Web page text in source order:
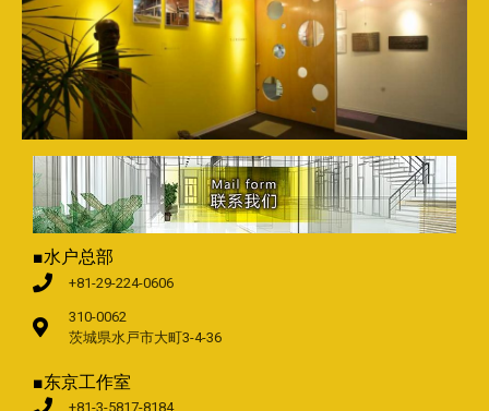
■水户总部
+81-29-224-0606
310-0062
茨城県水戸市大町3-4-36
■东京工作室
+81-3-5817-8184